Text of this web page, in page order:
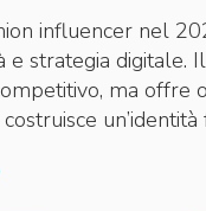
influencer nel
e strategia digitale.
ma offre